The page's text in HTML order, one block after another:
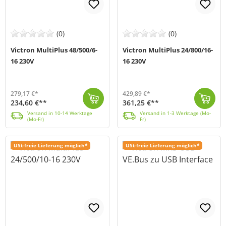
(0)
Victron MultiPlus 48/500/6-
16 230V
279,17 €*
234,60 €**
Versand in 10-14 Werktage
(Mo-Fr)
(0)
Victron MultiPlus 24/800/16-
16 230V
429,89 €*
361,25 €**
Versand in 1-3 Werktage (Mo-
Fr)
USt-freie Lieferung möglich* USt-freie Lieferung möglich*